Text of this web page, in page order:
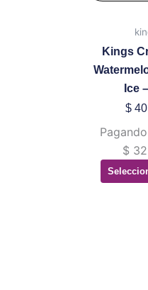
Kings
Ice
$
$